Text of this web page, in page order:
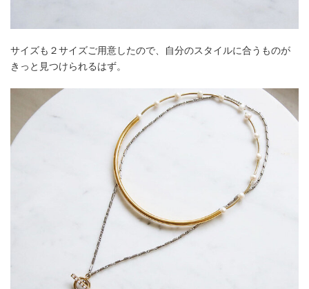
サイズも２サイズご用意したので、自分のスタイルに合うものが
きっと見つけられるはず。